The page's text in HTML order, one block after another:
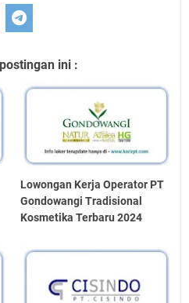
ini :
Lowongan Kerja Operator PT
Gondowangi Tradisional
Kosmetika Terbaru 2024